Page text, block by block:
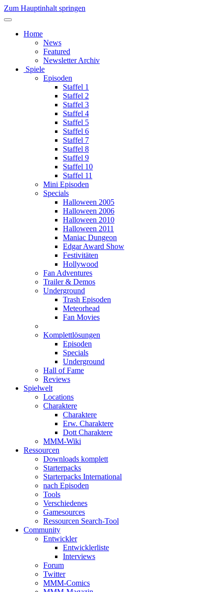
Zum Hauptinhalt springen
Home
News
Featured
Newsletter Archiv
Spiele
Episoden
Staffel 1
Staffel 2
Staffel 3
Staffel 4
Staffel 5
Staffel 6
Staffel 7
Staffel 8
Staffel 9
Staffel 10
Staffel 11
Mini Episoden
Specials
Halloween 2005
Halloween 2006
Halloween 2010
Halloween 2011
Maniac Dungeon
Edgar Award Show
Festivitäten
Hollywood
Fan Adventures
Trailer & Demos
Underground
Trash Episoden
Meteorhead
Fan Movies
Komplettlösungen
Episoden
Specials
Underground
Hall of Fame
Reviews
Spielwelt
Locations
Charaktere
Charaktere
Erw. Charaktere
Dott Charaktere
MMM-Wiki
Ressourcen
Downloads komplett
Starterpacks
Starterpacks International
nach Episoden
Tools
Verschiedenes
Gamesources
Ressourcen Search-Tool
Community
Entwickler
Entwicklerliste
Interviews
Forum
Twitter
MMM-Comics